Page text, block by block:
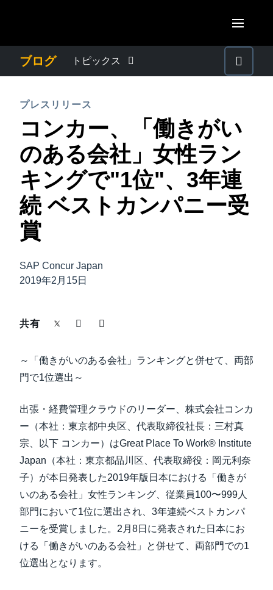
AMERICAS
Canada (Français)
México (Español)
Brasil (Português)
United Kingdom (English)
France (Français)
Deutschland (Deutsch)
Italia (Italiano)
ASIA PACIFIC
Australia (English)
India (English)
日本（日本語)
ブログ トピックス
プレスリリース
電子帳簿保存法・インボイス制度
経理・総務の豆知識
出張・経費管理トレンド
中堅・中小企業
働きかた改革
自治体・公共機関・教育機関等
プレスリリース
コンカー、「働きがい
のある会社」女性ラン
キングで"1位"、3年連
続 ベストカンパニー受
賞
SAP Concur Japan
2019年2月15日
共有
～「働きがいのある会社」ランキングと併せて、両部
門で1位選出～
出張・経費管理クラウドのリーダー、株式会社コンカ
ー（本社：東京都中央区、代表取締役社長：三村真
宗、以下 コンカー）はGreat Place To Work® Institute
Japan（本社：東京都品川区、代表取締役：岡元利奈
子）が本日発表した2019年版日本における「働きが
いのある会社」女性ランキング、従業員100〜999人
部門において1位に選出され、3年連続ベストカンパ
ニーを受賞しました。2月8日に発表された日本にお
ける「働きがいのある会社」と併せて、両部門での1
位選出となります。